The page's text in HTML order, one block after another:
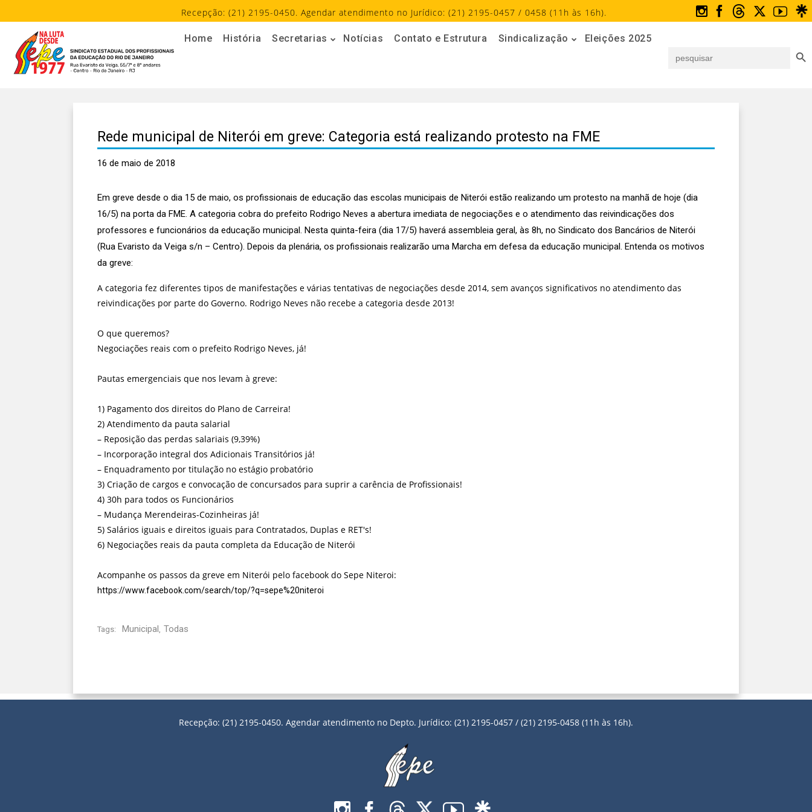
Recepção: (21) 2195-0450. Agendar atendimento no Jurídico: (21) 2195-0457 / 0458 (11h às 16h).
Home História Secretarias Notícias Contato e Estrutura Sindicalização
Eleições 2025
for:
Rede municipal de Niterói em greve: Categoria está realizando protesto na FME
16 de maio de 2018
Em greve desde o dia 15 de maio, os profissionais de educação das escolas municipais de Niterói estão realizando um protesto na manhã de hoje (dia
16/5) na porta da FME. A categoria cobra do prefeito Rodrigo Neves a abertura imediata de negociações e o atendimento das reivindicações dos
professores e funcionários da educação municipal. Nesta quinta-feira (dia 17/5) haverá assembleia geral, às 8h, no Sindicato dos Bancários de Niterói
(Rua Evaristo da Veiga s/n – Centro). Depois da plenária, os profissionais realizarão uma Marcha em defesa da educação municipal. Entenda os motivos
da greve:
A categoria fez diferentes tipos de manifestações e várias tentativas de negociações desde 2014, sem avanços significativos no atendimento das
reivindicações por parte do Governo. Rodrigo Neves não recebe a categoria desde 2013!
O que queremos?
Negociações reais com o prefeito Rodrigo Neves, já!
Pautas emergenciais que nos levam à greve:
1) Pagamento dos direitos do Plano de Carreira!
2) Atendimento da pauta salarial
– Reposição das perdas salariais (9,39%)
– Incorporação integral dos Adicionais Transitórios já!
– Enquadramento por titulação no estágio probatório
3) Criação de cargos e convocação de concursados para suprir a carência de Profissionais!
4) 30h para todos os Funcionários
– Mudança Merendeiras-Cozinheiras já!
5) Salários iguais e direitos iguais para Contratados, Duplas e RET's!
6) Negociações reais da pauta completa da Educação de Niterói
Acompanhe os passos da greve em Niterói pelo facebook do Sepe Niteroi:
https://www.facebook.com/search/top/?q=sepe%20niteroi
Tags: Municipal, Todas
Recepção: (21) 2195-0450. Agendar atendimento no Depto. Jurídico: (21) 2195-0457 / (21) 2195-0458 (11h às 16h).